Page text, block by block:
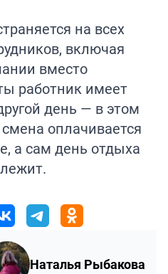
на всех
включая
вместо
работник имеет
день — в этом
оплачивается
а сам день отдыха
Наталья Рыбакова